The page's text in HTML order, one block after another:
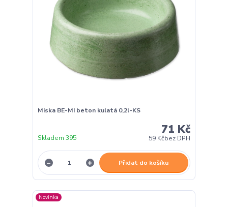
Miska BE-MI beton kulatá 0,2l-KS
71 Kč
59 Kčbez DPH
Skladem 395
Přidat do košíku
Novinka